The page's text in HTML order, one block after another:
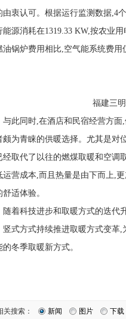
由衷认可。根据运行监测数据,4
能源消耗在1319.33 KW,按农业
油锅炉费用相比,空气能系统费用
福建三明
同时,在酒店和民宿经营方面,
颇为青睐的供暖选择。尤其是对
经取代了以往的燃煤取暖和空调
运营成本,而且热量是由下而上,
舒适体验。
科技进步和取暖方式的迭代升
竖式方式持续推进取暖方式变革
的冬季取暖新方式。
关搜索： 新闻 图片 下载